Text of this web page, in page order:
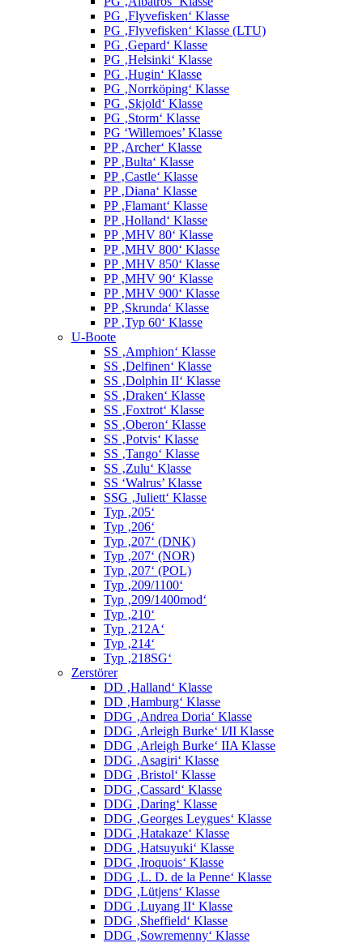
PG ‚Flyvefisken‘ Klasse
PG ‚Flyvefisken‘ Klasse (LTU)
PG ‚Gepard‘ Klasse
PG ‚Helsinki‘ Klasse
PG ‚Hugin‘ Klasse
PG ‚Norrköping‘ Klasse
PG ‚Skjold‘ Klasse
PG ‚Storm‘ Klasse
PG ‘Willemoes’ Klasse
PP ‚Archer‘ Klasse
PP ‚Bulta‘ Klasse
PP ‚Castle‘ Klasse
PP ‚Diana‘ Klasse
PP ‚Flamant‘ Klasse
PP ‚Holland‘ Klasse
PP ‚MHV 80‘ Klasse
PP ‚MHV 800‘ Klasse
PP ‚MHV 850‘ Klasse
PP ‚MHV 90‘ Klasse
PP ‚MHV 900‘ Klasse
PP ‚Skrunda‘ Klasse
PP ‚Typ 60‘ Klasse
U-Boote
SS ‚Amphion‘ Klasse
SS ‚Delfinen‘ Klasse
SS ‚Dolphin II‘ Klasse
SS ‚Draken‘ Klasse
SS ‚Foxtrot‘ Klasse
SS ‚Oberon‘ Klasse
SS ‚Potvis‘ Klasse
SS ‚Tango‘ Klasse
SS ‚Zulu‘ Klasse
SS ‘Walrus’ Klasse
SSG ‚Juliett‘ Klasse
Typ ‚205‘
Typ ‚206‘
Typ ‚207‘ (DNK)
Typ ‚207‘ (NOR)
Typ ‚207‘ (POL)
Typ ‚209/1100‘
Typ ‚209/1400mod‘
Typ ‚210‘
Typ ‚212A‘
Typ ‚214‘
Typ ‚218SG‘
Zerstörer
DD ‚Halland‘ Klasse
DD ‚Hamburg‘ Klasse
DDG ‚Andrea Doria‘ Klasse
DDG ‚Arleigh Burke‘ I/II Klasse
DDG ‚Arleigh Burke‘ IIA Klasse
DDG ‚Asagiri‘ Klasse
DDG ‚Bristol‘ Klasse
DDG ‚Cassard‘ Klasse
DDG ‚Daring‘ Klasse
DDG ‚Georges Leygues‘ Klasse
DDG ‚Hatakaze‘ Klasse
DDG ‚Hatsuyuki‘ Klasse
DDG ‚Iroquois‘ Klasse
DDG ‚L. D. de la Penne‘ Klasse
DDG ‚Lütjens‘ Klasse
DDG ‚Luyang II‘ Klasse
DDG ‚Sheffield‘ Klasse
DDG ‚Sowremenny‘ Klasse